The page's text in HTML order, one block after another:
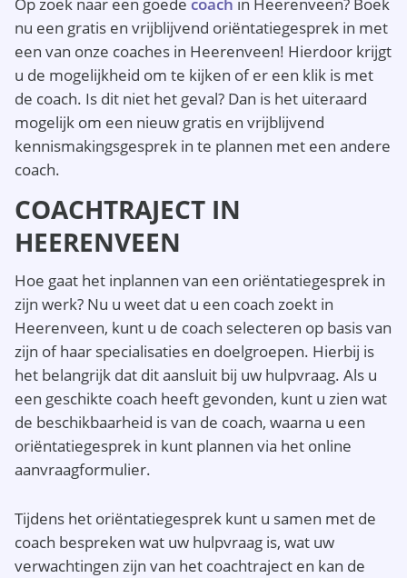
nu een gratis en vrijblijvend oriëntatiegesprek in met
een van onze coaches in Heerenveen! Hierdoor krijgt
u de mogelijkheid om te kijken of er een klik is met
de coach. Is dit niet het geval? Dan is het uiteraard
mogelijk om een nieuw gratis en vrijblijvend
kennismakingsgesprek in te plannen met een andere
coach.
COACHTRAJECT IN
HEERENVEEN
Hoe gaat het inplannen van een oriëntatiegesprek in
zijn werk? Nu u weet dat u een coach zoekt in
Heerenveen, kunt u de coach selecteren op basis van
zijn of haar specialisaties en doelgroepen. Hierbij is
het belangrijk dat dit aansluit bij uw hulpvraag. Als u
een geschikte coach heeft gevonden, kunt u zien wat
de beschikbaarheid is van de coach, waarna u een
oriëntatiegesprek in kunt plannen via het online
aanvraagformulier.
Tijdens het oriëntatiegesprek kunt u samen met de
coach bespreken wat uw hulpvraag is, wat uw
verwachtingen zijn van het coachtraject en kan de